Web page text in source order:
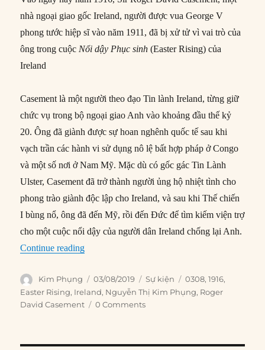
nhà ngoại giao gốc Ireland, người được vua George V
phong tước hiệp sĩ vào năm 1911, đã bị xử tử vì vai trò của
ông trong cuộcNổi dậy Phục sinh (Easter Rising) của
Ireland
Casement là một người theo đạo Tin lành Ireland, từng giữ
chức vụ trong bộ ngoại giao Anh vào khoảng đầu thế kỷ
20. Ông đã giành được sự hoan nghênh quốc tế sau khi
vạch trần các hành vi sử dụng nô lệ bất hợp pháp ở Congo
và một số nơi ở Nam Mỹ. Mặc dù có gốc gác Tin Lành
Ulster, Casement đã trở thành người ủng hộ nhiệt tình cho
phong trào giành độc lập cho Ireland, và sau khi Thế chiến
I bùng nổ, ông đã đến Mỹ, rồi đến Đức để tìm kiếm viện trợ
cho một cuộc nổi dậy của người dân Ireland chống lại Anh.
Continue reading“03/08/1916: Roger Casement bị treo cổ”
Author
Kim Phụng
Posted
on
03/08/2019 Categories
Sự kiện Tags
0308,1916,
Easter Rising, Ireland, Nguyễn Thị Kim Phụng, Roger
David Casement
0 Comments